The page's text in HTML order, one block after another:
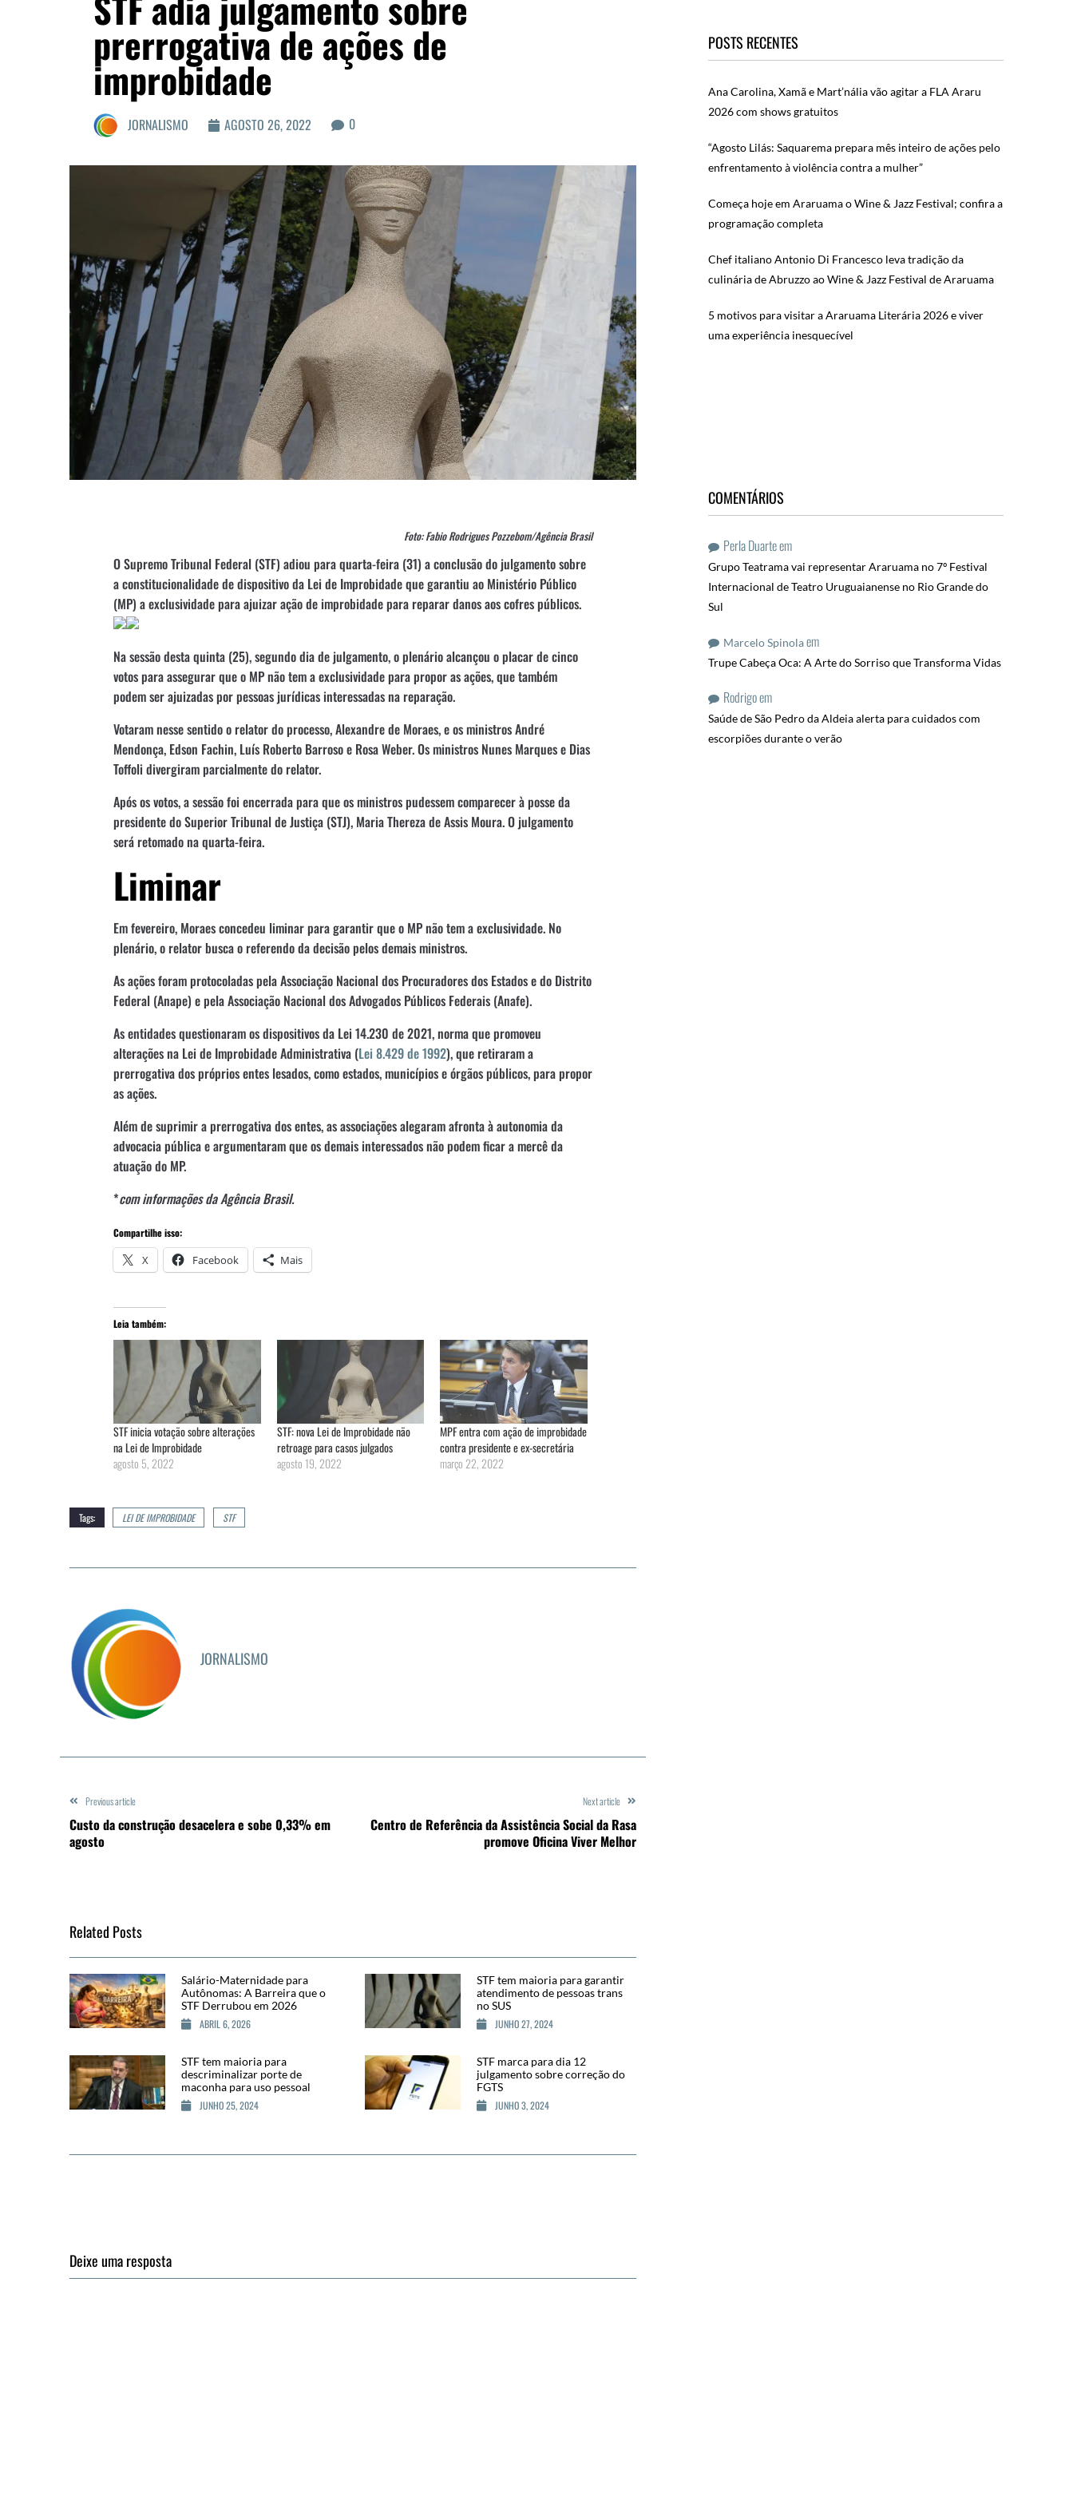
prerrogativa de ações de
improbidade
JORNALISMO AGOSTO 26, 2022 0
Foto: Fabio Rodrigues Pozzebom/Agência Brasil
O Supremo Tribunal Federal (STF) adiou para quarta-feira (31) a conclusão do julgamento sobre
a constitucionalidade de dispositivo da Lei de Improbidade que garantiu ao Ministério Público
(MP) a exclusividade para ajuizar ação de improbidade para reparar danos aos cofres públicos.
Na sessão desta quinta (25), segundo dia de julgamento, o plenário alcançou o placar de cinco
votos para assegurar que o MP não tem a exclusividade para propor as ações, que também
podem ser ajuizadas por pessoas jurídicas interessadas na reparação.
Votaram nesse sentido o relator do processo, Alexandre de Moraes, e os ministros André
Mendonça, Edson Fachin, Luís Roberto Barroso e Rosa Weber. Os ministros Nunes Marques e Dias
Toffoli divergiram parcialmente do relator.
Após os votos, a sessão foi encerrada para que os ministros pudessem comparecer à posse da
presidente do Superior Tribunal de Justiça (STJ), Maria Thereza de Assis Moura. O julgamento
será retomado na quarta-feira.
Liminar
Em fevereiro, Moraes concedeu liminar para garantir que o MP não tem a exclusividade. No
plenário, o relator busca o referendo da decisão pelos demais ministros.
As ações foram protocoladas pela Associação Nacional dos Procuradores dos Estados e do Distrito
Federal (Anape) e pela Associação Nacional dos Advogados Públicos Federais (Anafe).
As entidades questionaram os dispositivos da Lei 14.230 de 2021, norma que promoveu
alterações na Lei de Improbidade Administrativa (Lei 8.429 de 1992), que retiraram a
prerrogativa dos próprios entes lesados, como estados, municípios e órgãos públicos, para propor
as ações.
Além de suprimir a prerrogativa dos entes, as associações alegaram afronta à autonomia da
advocacia pública e argumentaram que os demais interessados não podem ficar a mercê da
atuação do MP.
*com informações da Agência Brasil.
Compartilhe isso:
X Facebook Mais
Leia também:
STF inicia votação sobre alterações
na Lei de Improbidade
agosto 5, 2022
STF: nova Lei de Improbidade não
retroage para casos julgados
agosto 19, 2022
MPF entra com ação de improbidade
contra presidente e ex-secretária
março 22, 2022
Tags: LEI DE IMPROBIDADE STF
JORNALISMO
Previous article
Custo da construção desacelera e sobe 0,33% em
agosto
Next article
Centro de Referência da Assistência Social da Rasa
promove Oficina Viver Melhor
Related Posts
Salário-Maternidade para
Autônomas: A Barreira que o
STF Derrubou em 2026
ABRIL 6, 2026
STF tem maioria para garantir
atendimento de pessoas trans
no SUS
JUNHO 27, 2024
STF tem maioria para
descriminalizar porte de
maconha para uso pessoal
JUNHO 25, 2024
STF marca para dia 12
julgamento sobre correção do
FGTS
JUNHO 3, 2024
Deixe uma resposta
POSTS RECENTES
Ana Carolina, Xamã e Mart’nália vão agitar a FLA Araru
2026 com shows gratuitos
“Agosto Lilás: Saquarema prepara mês inteiro de ações pelo
enfrentamento à violência contra a mulher”
Começa hoje em Araruama o Wine & Jazz Festival; confira a
programação completa
Chef italiano Antonio Di Francesco leva tradição da
culinária de Abruzzo ao Wine & Jazz Festival de Araruama
5 motivos para visitar a Araruama Literária 2026 e viver
uma experiência inesquecível
COMENTÁRIOS
Perla Duarteem
Grupo Teatrama vai representar Araruama no 7º Festival
Internacional de Teatro Uruguaianense no Rio Grande do
Sul
Marcelo Spinolaem
Trupe Cabeça Oca: A Arte do Sorriso que Transforma Vidas
Rodrigoem
Saúde de São Pedro da Aldeia alerta para cuidados com
escorpiões durante o verão